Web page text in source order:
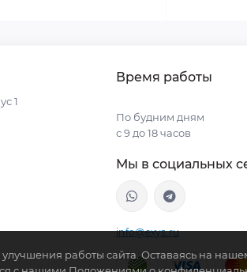
1
Время работы
По будним дням
с 9 до 18 часов
Мы в социальных
info@exys.ru
работы сайта. Оставаясь на